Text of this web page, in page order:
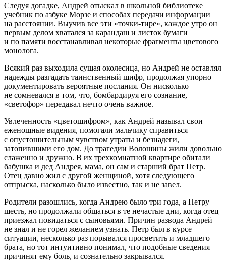
Следуя догадке, Андрей отыскал в школьной библиотеке
учебник по азбуке Морзе и способах передачи информации
на расстоянии. Выучив все эти «точки-тире», каждое утро он
первым делом хватался за карандаш и листок бумаги
и по памяти восстанавливал некоторые фрагменты цветового
монолога.
Всякий раз выходила сущая околесица, но Андрей не оставлял
надежды разгадать таинственный шифр, продолжая упорно
документировать вероятные послания. Он нисколько
не сомневался в том, что, бомбардируя его сознание,
«светофор» передавал нечто очень важное.
Увлеченность «цветошифром», как Андрей называл свои
еженощные видения, помогали мальчику справиться
с опустошительным чувством утраты и безнадеги,
затопившими его дом. До трагедии Волошины жили довольно
слаженно и дружно. В их трехкомнатной квартире обитали
бабушка и дед Андрея, мама, он сам и старший брат Петр.
Отец давно жил с другой женщиной, хотя следующего
отпрыска, насколько было известно, так и не завел.
Родители разошлись, когда Андрею было три года, а Петру
шесть, но продолжали общаться в те нечастые дни, когда отец
приезжал повидаться с сыновьями. Причин развода Андрей
не знал и не горел желанием узнать. Петр был в курсе
ситуации, несколько раз порывался просветить и младшего
брата, но тот интуитивно понимал, что подобные сведения
причинят ему боль, и сознательно закрывался.